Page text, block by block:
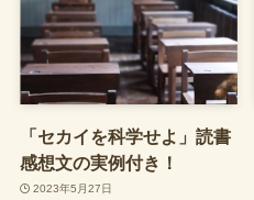
「セカイを科学せよ」読書
感想文の実例付き！
2023年5月27日